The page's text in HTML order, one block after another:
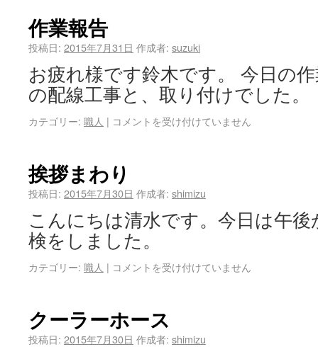
作業報告
投稿日: 2015年7月31日 作成者: suzuki
お疲れ様です鈴木です。 今日の
の配線工事と、取り付けでした。
カテゴリー: 職人 | コメントを受け付けていません
挨拶まわり
投稿日: 2015年7月30日 作成者: shimizu
こんにちは清水です。今日は午
検をしました。
カテゴリー: 職人 | コメントを受け付けていません
クーラーホース
投稿日: 2015年7月30日 作成者: shimizu